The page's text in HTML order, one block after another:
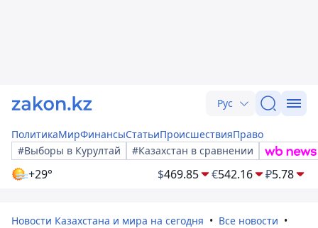
Рус
ПолитикаМирФинансыСтатьиПроисшествияПраво
#Выборы в Курултай
#Казахстан в сравнении
+29° $469.85 €542.16 ₽5.78
Новости Казахстана и мира на сегодня
Все новости